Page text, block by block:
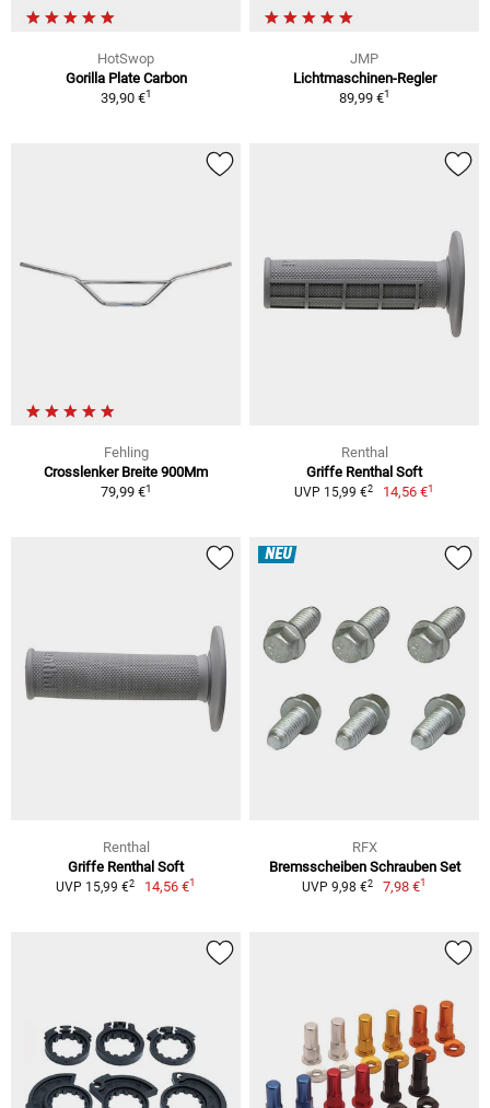
HotSwop
Gorilla Plate Carbon
39,90 €1
JMP
Lichtmaschinen-Regler
89,99 €1
Fehling
Crosslenker Breite 900Mm
79,99 €1
Renthal
Griffe Renthal Soft
UVP 15,99 €2 14,56 €1
Renthal
Griffe Renthal Soft
UVP 15,99 €2 14,56 €1
NEU
RFX
Bremsscheiben Schrauben Set
UVP 9,98 €2 7,98 €1